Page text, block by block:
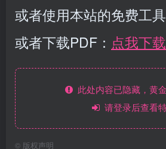
或者使用本站的免费工
或者下载PDF： 点我下
此处内容已隐藏，黄
请登录后查看
© 版权声明